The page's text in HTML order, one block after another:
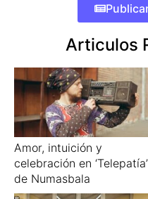
Articulos
Amor, intuición y
celebración en ‘Telepatía’
de Numasbala